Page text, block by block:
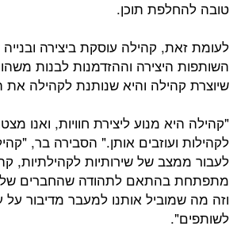
טובה להחלפת תוכן.
לעומת זאת, קהילה עוסקת ביצירה
השותפות היצירה וההזדמנות לבנות
שיוצרת קהילה והיא שנותנת לקהילה
"קהילה היא מנוע ליצירת חוויות, ואנו
לקהילות ועוזבים אותן." הסבירה בר,
לעבור ממצב של שירותיות לקהילתיות,
מתפתחת בהתאם לתהודה שהחברים
וזה מה שמוביל אותנו למעבר מדיבור על
לשותפים".